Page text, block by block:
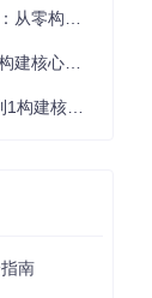
的技术世界
的实践指南
的实践指南
南